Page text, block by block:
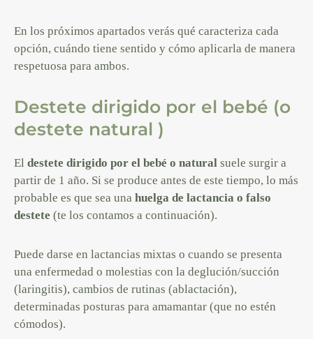
En los próximos apartados verás qué caracteriza cada
opción, cuándo tiene sentido y cómo aplicarla de manera
respetuosa para ambos.
Destete dirigido por el bebé (o
destete natural )
El destete dirigido por el bebé o natural suele surgir a
partir de 1 año. Si se produce antes de este tiempo, lo más
probable es que sea una huelga de lactancia o falso
destete (te los contamos a continuación).
Puede darse en lactancias mixtas o cuando se presenta
una enfermedad o molestias con la deglución/succión
(laringitis), cambios de rutinas (ablactación),
determinadas posturas para amamantar (que no estén
cómodos).